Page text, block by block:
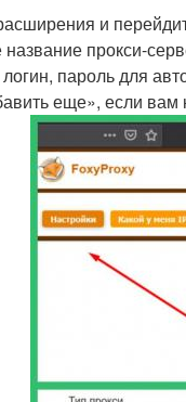
и
прокси-
логин, пароль для
еще», если